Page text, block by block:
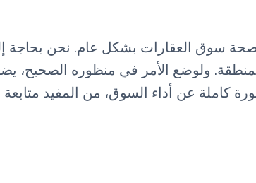
سوق العقارات بشكل عام. نحن بحاجة
عن أداء السوق، من المفيد متابعة